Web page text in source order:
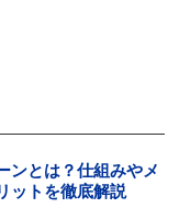
ンとは？仕組みやメ
ットを徹底解説